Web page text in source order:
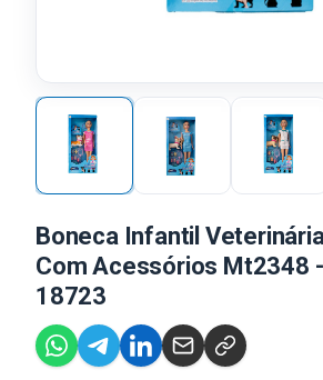
Boneca Infantil
Com Acessórios Mt2348
18723